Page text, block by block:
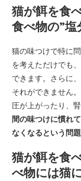
猫が餌を食
食べ物の”
猫の味つけで特に問
を考えただけでも
できます。さらに
それができません
圧が上がったり、
間の味つけに慣れ
なくなるという問
猫が餌を食
べ物には猫